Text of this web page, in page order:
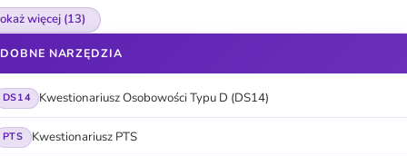
więcej (13)
NARZĘDZIA
DS14 Kwestionariusz Osobowości Typu D (DS14)
PTS Kwestionariusz PTS